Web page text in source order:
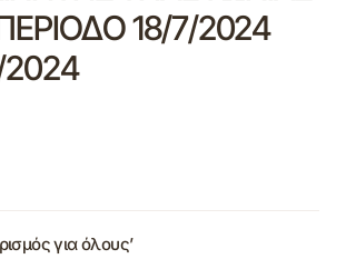
18/7/2024
για όλους’